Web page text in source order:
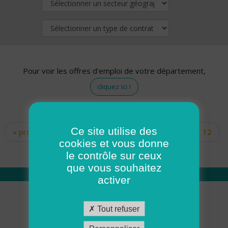
Pour voir les offres d'emploi de votre département,
cliquez ici !
Pages
« premier ‹ précédent … 10
12
14 15 16 17
Qui sommes nous
Académie ADMR
Ce site utilise des
cookies et vous donne
le contrôle sur ceux
que vous souhaitez
activer
Tout refuser